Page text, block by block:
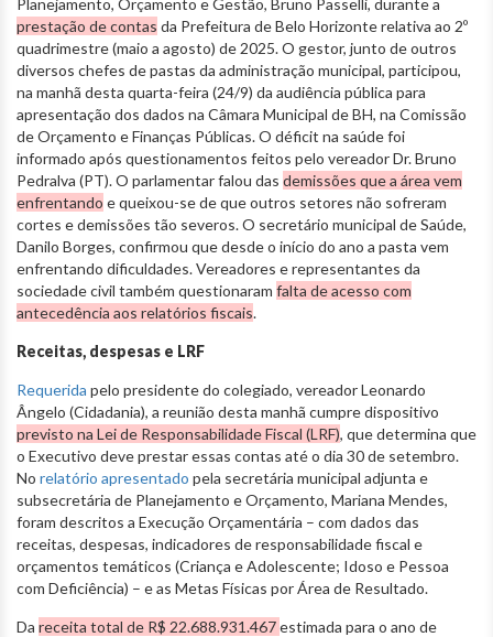
Planejamento, Orçamento e Gestão, Bruno Passelli, durante a
prestação de contas da Prefeitura de Belo Horizonte relativa ao 2º
quadrimestre (maio a agosto) de 2025. O gestor, junto de outros
diversos chefes de pastas da administração municipal, participou,
na manhã desta quarta-feira (24/9) da audiência pública para
apresentação dos dados na Câmara Municipal de BH, na Comissão
de Orçamento e Finanças Públicas. O déficit na saúde foi
informado após questionamentos feitos pelo vereador Dr. Bruno
Pedralva (PT). O parlamentar falou das demissões que a área vem
enfrentando e queixou-se de que outros setores não sofreram
cortes e demissões tão severos. O secretário municipal de Saúde,
Danilo Borges, confirmou que desde o início do ano a pasta vem
enfrentando dificuldades. Vereadores e representantes da
sociedade civil também questionaram falta de acesso com
antecedência aos relatórios fiscais.
Receitas, despesas e LRF
Requerida pelo presidente do colegiado, vereador Leonardo
Ângelo (Cidadania), a reunião desta manhã cumpre dispositivo
previsto na Lei de Responsabilidade Fiscal (LRF), que determina que
o Executivo deve prestar essas contas até o dia 30 de setembro.
No relatório apresentado pela secretária municipal adjunta e
subsecretária de Planejamento e Orçamento, Mariana Mendes,
foram descritos a Execução Orçamentária – com dados das
receitas, despesas, indicadores de responsabilidade fiscal e
orçamentos temáticos (Criança e Adolescente; Idoso e Pessoa
com Deficiência) – e as Metas Físicas por Área de Resultado.
Da receita total de R$ 22.688.931.467estimada para o ano de